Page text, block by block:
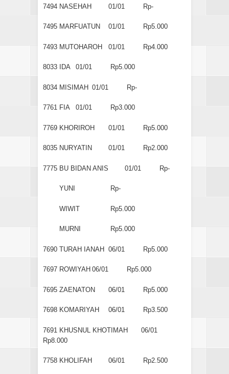
7494 NASEHAH 01/01 Rp-
7495 MARFUATUN 01/01 Rp5.000
7493 MUTOHAROH 01/01 Rp4.000
8033 IDA 01/01 Rp5.000
8034 MISIMAH 01/01 Rp-
7761 FIA 01/01 Rp3.000
7769 KHORIROH 01/01 Rp5.000
8035 NURYATIN 01/01 Rp2.000
7775 BU BIDAN ANIS 01/01 Rp-
YUNI Rp-
WIWIT Rp5.000
MURNI Rp5.000
7690 TURAH IANAH 06/01 Rp5.000
7697 ROWIYAH 06/01 Rp5.000
7695 ZAENATON 06/01 Rp5.000
7698 KOMARIYAH 06/01 Rp3.500
7691 KHUSNUL KHOTIMAH
06/01
Rp8.000
7758 KHOLIFAH 06/01 Rp2.500